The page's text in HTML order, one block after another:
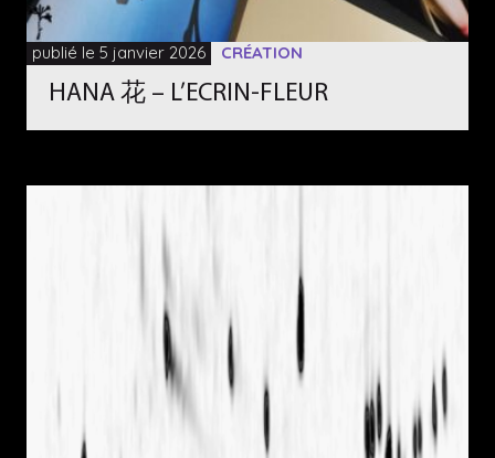
publié le 5 janvier 2026 CRÉATION
HANA 花 – L’ECRIN-FLEUR